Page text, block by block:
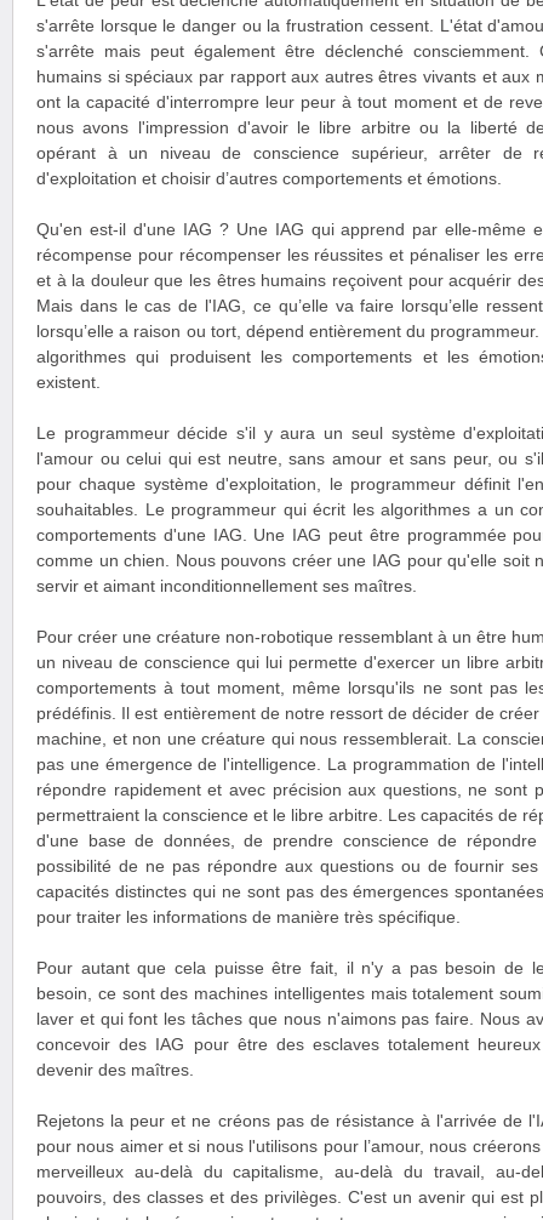
s'arrête lorsque le danger ou la frustration cessent. L'état
s'arrête mais peut également être déclenché
humains si spéciaux par rapport aux autres êtres vivants et aux
ont la capacité d'interrompre leur peur à tout moment et de
nous avons l'impression d'avoir le libre arbitre ou la liberté
opérant à un niveau de conscience supérieur, arrêter de
d'exploitation et choisir d’autres comportements et émotions.
Qu'en est-il d'une IAG ? Une IAG qui apprend par elle-même
récompense pour récompenser les réussites et pénaliser les
et à la douleur que les êtres humains reçoivent pour acquérir
Mais dans le cas de l'IAG, ce qu’elle va faire lorsqu’elle
lorsqu’elle a raison ou tort, dépend entièrement du
algorithmes qui produisent les comportements et les
existent.
Le programmeur décide s'il y aura un seul système
l'amour ou celui qui est neutre, sans amour et sans peur, ou
pour chaque système d'exploitation, le programmeur définit
souhaitables. Le programmeur qui écrit les algorithmes a un
comportements d'une IAG. Une IAG peut être programmée
comme un chien. Nous pouvons créer une IAG pour qu'elle soit
servir et aimant inconditionnellement ses maîtres.
Pour créer une créature non-robotique ressemblant à un être
un niveau de conscience qui lui permette d'exercer un libre
comportements à tout moment, même lorsqu'ils ne sont pas
prédéfinis. Il est entièrement de notre ressort de décider de
machine, et non une créature qui nous ressemblerait. La
pas une émergence de l'intelligence. La programmation de
répondre rapidement et avec précision aux questions, ne sont
permettraient la conscience et le libre arbitre. Les capacités de
d'une base de données, de prendre conscience de
possibilité de ne pas répondre aux questions ou de fournir
capacités distinctes qui ne sont pas des émergences
pour traiter les informations de manière très spécifique.
Pour autant que cela puisse être fait, il n'y a pas besoin de
besoin, ce sont des machines intelligentes mais totalement
laver et qui font les tâches que nous n'aimons pas faire. Nous
concevoir des IAG pour être des esclaves totalement
devenir des maîtres.
Rejetons la peur et ne créons pas de résistance à l'arrivée de
pour nous aimer et si nous l'utilisons pour l’amour, nous
merveilleux au-delà du capitalisme, au-delà du travail, au-
pouvoirs, des classes et des privilèges. C'est un avenir qui est